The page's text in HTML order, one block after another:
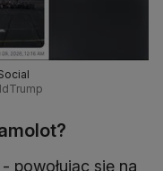
powołując się na